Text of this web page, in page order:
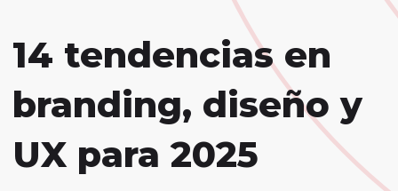
14 tendencias en
branding, diseño y
UX para 2025